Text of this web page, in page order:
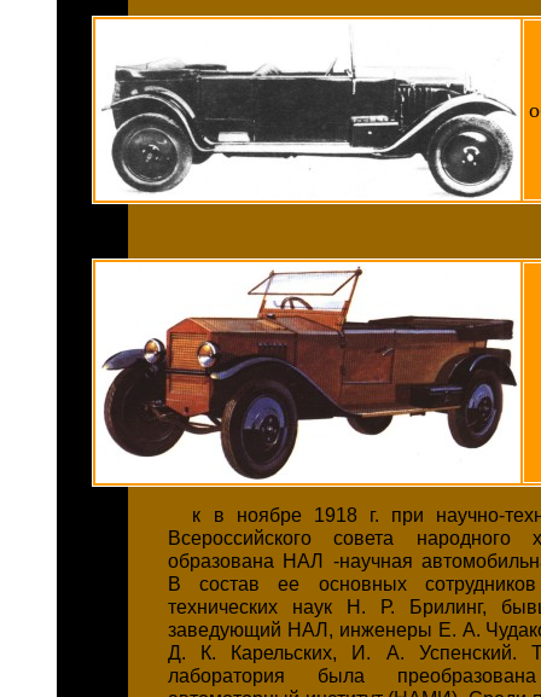
к в ноябре 1918 г. при научно-
Всероссийского совета народного
образована НАЛ -научная
В состав ее основных
технических наук Н. Р. Брилинг,
заведующий НАЛ, инженеры Е. А.
Д. К. Карельских, И. А. Успенский.
лаборатория была